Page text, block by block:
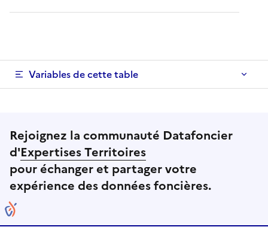
Variables de cette table
Rejoignez la communauté Datafoncier
d'Expertises Territoires
pour échanger et partager votre
expérience des données foncières.